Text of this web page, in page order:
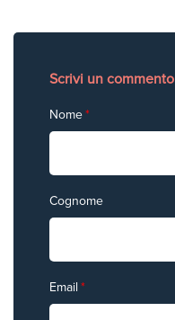
Scrivi un commento
Nome*
Cognome
Email *